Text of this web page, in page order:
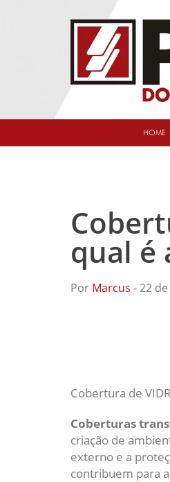
HOME
qual é
Por Marcus - 22
Cobertura de
Coberturas
criação de
externo e a
contribuem para